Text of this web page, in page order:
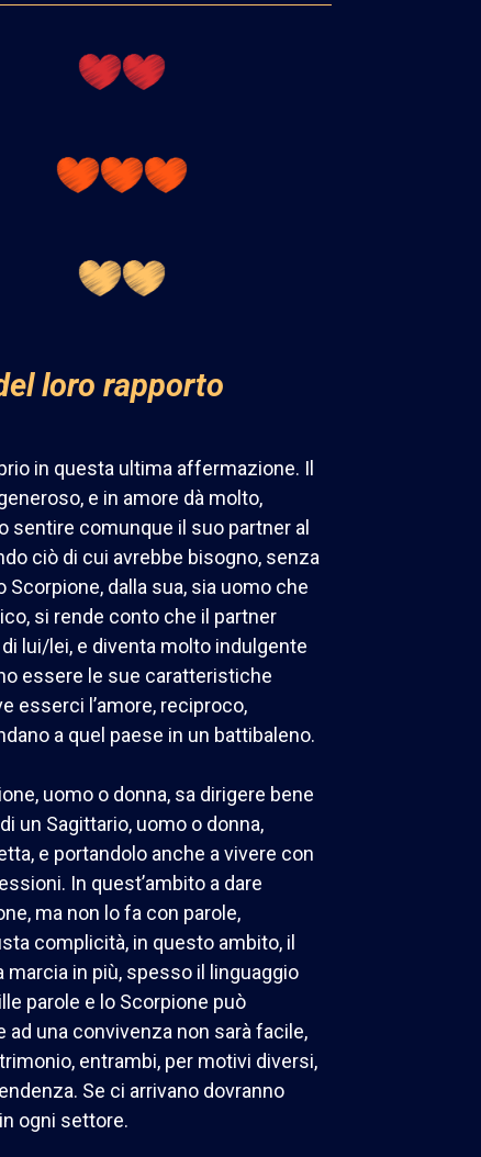
loro rapporto
in questa ultima affermazione. Il
e in amore dà molto,
sentire comunque il suo partner al
ciò di cui avrebbe bisogno, senza
Scorpione, dalla sua, sia uomo che
si rende conto che il partner
lui/lei, e diventa molto indulgente
essere le sue caratteristiche
esserci l’amore, reciproco,
a quel paese in un battibaleno.
uomo o donna, sa dirigere bene
un Sagittario, uomo o donna,
e portandolo anche a vivere con
In quest’ambito a dare
ma non lo fa con parole,
complicità, in questo ambito, il
in più, spesso il linguaggio
parole e lo Scorpione può
una convivenza non sarà facile,
entrambi, per motivi diversi,
Se ci arrivano dovranno
ogni settore.